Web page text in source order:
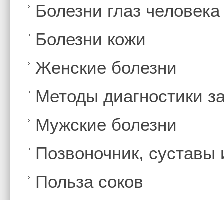
Болезни глаз человека
Болезни кожи
Женские болезни
Методы диагностики
Мужские болезни
Позвоночник,
Польза соков